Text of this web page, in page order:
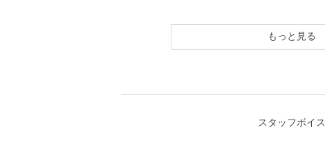
もっと見る
スタッフボイス